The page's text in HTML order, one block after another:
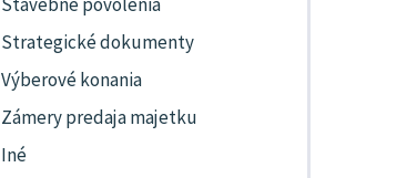
Strategické dokumenty
Výberové konania
Zámery predaja majetku
Iné